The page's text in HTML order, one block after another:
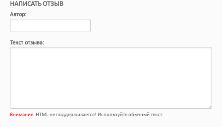
НАПИСАТЬ ОТЗЫВ
Автор:
Текст отзыва:
Внимание: HTML не поддерживается! Используйте обычный текст.